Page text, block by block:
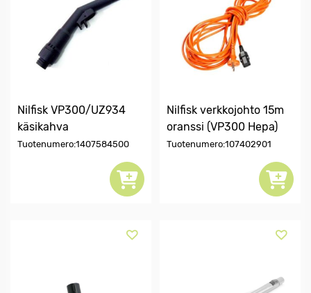
Nilfisk VP300/UZ934
käsikahva
Tuotenumero:1407584500
Nilfisk verkkojohto 15m
oranssi (VP300 Hepa)
Tuotenumero:107402901